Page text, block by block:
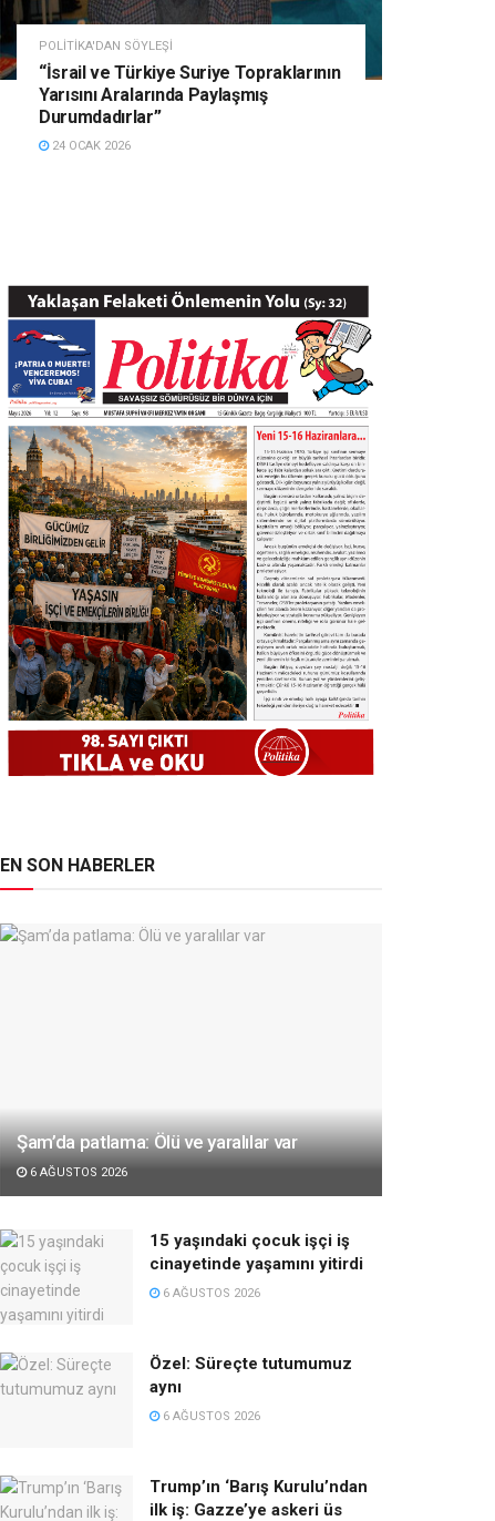
POLITIKA'DAN SÖYLEŞI
“İsrail ve Türkiye Suriye Topraklarının
Yarısını Aralarında Paylaşmış
Durumdadırlar”
24 OCAK 2026
EN SON HABERLER
Şam’da patlama: Ölü ve yaralılar var
6 AĞUSTOS 2026
15 yaşındaki çocuk işçi iş
cinayetinde yaşamını yitirdi
6 AĞUSTOS 2026
Özel: Süreçte tutumumuz
aynı
6 AĞUSTOS 2026
Trump’ın ‘Barış Kurulu’ndan
ilk iş: Gazze’ye askeri üs